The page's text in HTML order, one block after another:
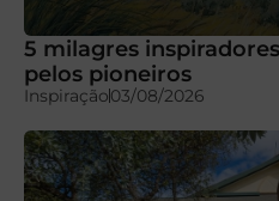
5 milagres
pelos pioneiros
Inspiração03/08/2026